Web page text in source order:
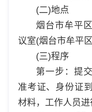
(二)地点
烟台市牟平
议室(烟台市牟平
(三)程序
第一步：提
准考证、身份证
材料，工作人员进